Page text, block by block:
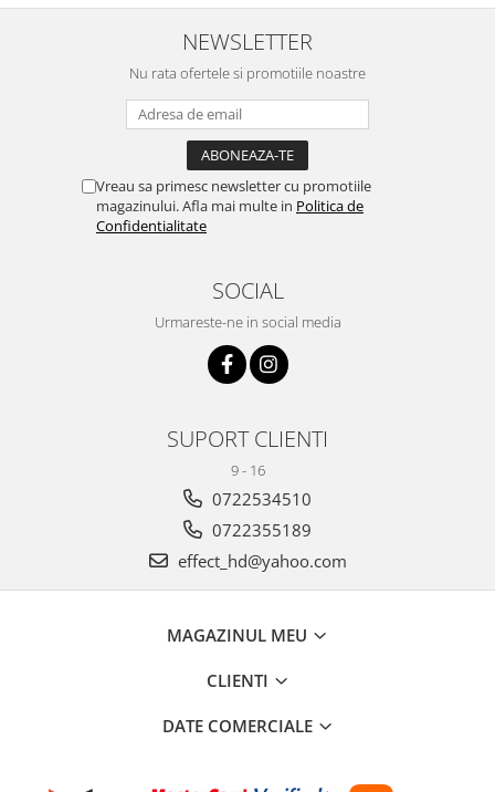
NEWSLETTER
Nu rata ofertele si promotiile noastre
Vreau sa primesc newsletter cu promotiile
magazinului. Afla mai multe in Politica de
Confidentialitate
SOCIAL
Urmareste-ne in social media
SUPORT CLIENTI
9 - 16
0722534510
0722355189
effect_hd@yahoo.com
MAGAZINUL MEU
CLIENTI
DATE COMERCIALE